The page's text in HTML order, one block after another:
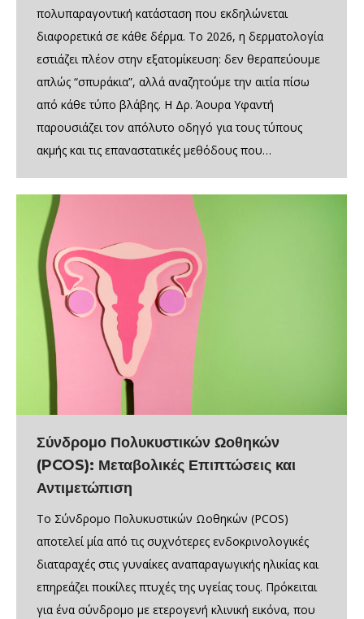
πολυπαραγοντική κατάσταση που εκδηλώνεται
διαφορετικά σε κάθε δέρμα. Το 2026, η δερματολογία
εστιάζει πλέον στην εξατομίκευση: δεν θεραπεύουμε
απλώς “σπυράκια”, αλλά αναζητούμε την αιτία πίσω
από κάθε τύπο βλάβης. Η Δρ. Άoυρα Υφαντή
παρουσιάζει τον απόλυτο οδηγό για τους τύπους
ακμής και τις επαναστατικές μεθόδους που…
Σύνδρομο Πολυκυστικών Ωοθηκών
(PCOS): Μεταβολικές Επιπτώσεις και
Αντιμετώπιση
Το Σύνδρομο Πολυκυστικών Ωοθηκών (PCOS)
αποτελεί μία από τις συχνότερες ενδοκρινολογικές
διαταραχές στις γυναίκες αναπαραγωγικής ηλικίας και
επηρεάζει ποικίλες πτυχές της υγείας τους. Πρόκειται
για ένα σύνδρομο με ετερογενή κλινική εικόνα, που